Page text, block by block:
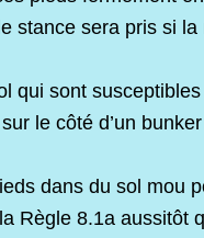
stance sera pris si
qui sont
le côté d’un
dans du sol mou
Règle 8.1a aussitôt